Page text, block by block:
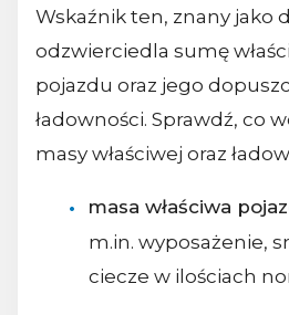
Wskaźnik ten, znany jako
odzwierciedla sumę
pojazdu oraz jego
ładowności. Sprawdź, co
masy właściwej oraz
masa właściwa
m.in. wyposażenie,
ciecze w ilościach